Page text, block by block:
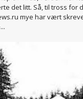
det litt. Så, til tross for
mye har vært